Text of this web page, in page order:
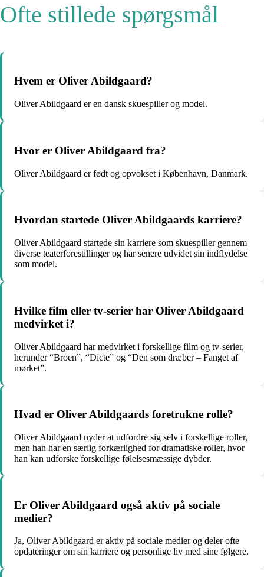
Ofte stillede spørgsmål
Hvem er Oliver Abildgaard?
Oliver Abildgaard er en dansk skuespiller og model.
Hvor er Oliver Abildgaard fra?
Oliver Abildgaard er født og opvokset i København, Danmark.
Hvordan startede Oliver Abildgaards karriere?
Oliver Abildgaard startede sin karriere som skuespiller gennem
diverse teaterforestillinger og har senere udvidet sin indflydelse
som model.
Hvilke film eller tv-serier har Oliver Abildgaard
medvirket i?
Oliver Abildgaard har medvirket i forskellige film og tv-serier,
herunder “Broen”, “Dicte” og “Den som dræber – Fanget af
mørket”.
Hvad er Oliver Abildgaards foretrukne rolle?
Oliver Abildgaard nyder at udfordre sig selv i forskellige roller,
men han har en særlig forkærlighed for dramatiske roller, hvor
han kan udforske forskellige følelsesmæssige dybder.
Er Oliver Abildgaard også aktiv på sociale
medier?
Ja, Oliver Abildgaard er aktiv på sociale medier og deler ofte
opdateringer om sin karriere og personlige liv med sine følgere.